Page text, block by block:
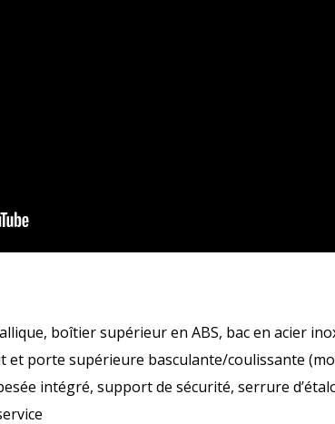
boîtier supérieur en ABS, bac en acier
et porte supérieure basculante/coulissante
intégré, support de sécurité, serrure